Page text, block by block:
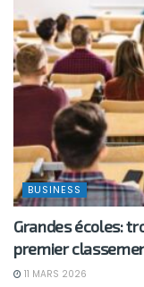
BUSINESS
Grandes écoles:
premier
11 MARS 2026